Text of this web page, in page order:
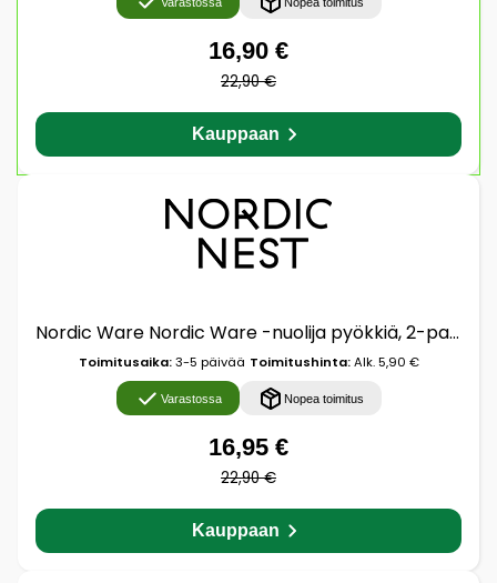
16,90 €
22,90 €
Kauppaan
Nordic Ware Nordic Ware -nuolija pyökkiä, 2-pakkaus Musta, valkoinen
Toimitusaika:3-5 päivää Toimitushinta:Alk. 5,90 €
Varastossa Nopea toimitus
16,95 €
22,90 €
Kauppaan